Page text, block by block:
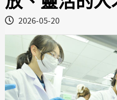
2026-05-20